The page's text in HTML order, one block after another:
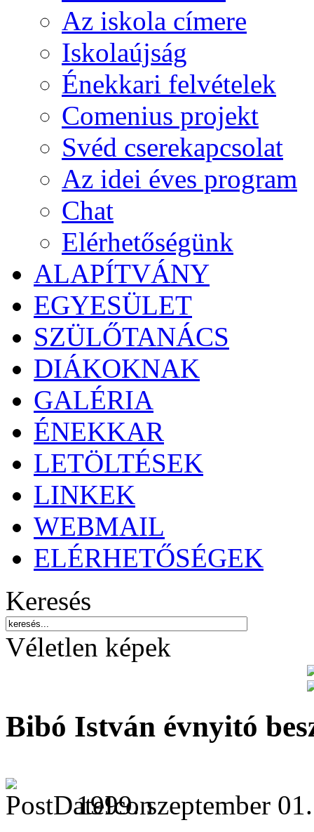
Az iskola címere
Iskolaújság
Énekkari felvételek
Comenius projekt
Svéd cserekapcsolat
Az idei éves program
Chat
Elérhetőségünk
ALAPÍTVÁNY
EGYESÜLET
SZÜLŐTANÁCS
DIÁKOKNAK
GALÉRIA
ÉNEKKAR
LETÖLTÉSEK
LINKEK
WEBMAIL
ELÉRHETŐSÉGEK
Keresés
Véletlen képek
Bibó István évnyitó
1999. szeptember